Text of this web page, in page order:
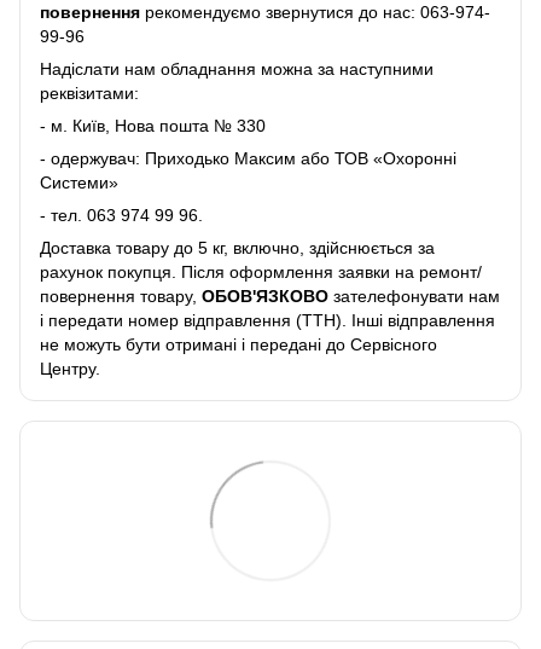
повернення рекомендуємо звернутися до нас: 063-974-
99-96
Надіслати нам обладнання можна за наступними
реквізитами:
- м. Київ, Нова пошта № 330
- одержувач: Приходько Максим або ТОВ «Охоронні
Системи»
- тел. 063 974 99 96.
Доставка товару до 5 кг, включно, здійснюється за
рахунок покупця. Після оформлення заявки на ремонт/
повернення товару, ОБОВ'ЯЗКОВО зателефонувати нам
і передати номер відправлення (ТТН). Інші відправлення
не можуть бути отримані і передані до Сервісного
Центру.